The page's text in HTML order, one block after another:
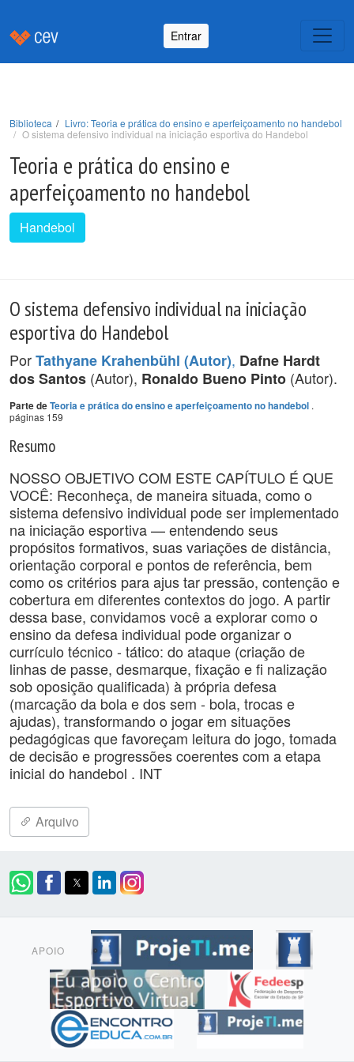
Entrar
Biblioteca
Livro: Teoria e prática do ensino e aperfeiçoamento no handebol
O sistema defensivo individual na iniciação esportiva do Handebol
Teoria e prática do ensino e
aperfeiçoamento no handebol
Handebol
O sistema defensivo individual na iniciação
esportiva do Handebol
PorTathyane Krahenbühl (Autor), Dafne Hardt
dos Santos (Autor), Ronaldo Bueno Pinto (Autor).
Parte deTeoria e prática do ensino e aperfeiçoamento no handebol .
páginas 159
Resumo
NOSSO OBJETIVO COM ESTE CAPÍTULO É QUE
VOCÊ: Reconheça, de maneira situada, como o
sistema defensivo individual pode ser implementado
na iniciação esportiva — entendendo seus
propósitos formativos, suas variações de distância,
orientação corporal e pontos de referência, bem
como os critérios para ajus tar pressão, contenção e
cobertura em diferentes contextos do jogo. A partir
dessa base, convidamos você a explorar como o
ensino da defesa individual pode organizar o
currículo técnico - tático: do ataque (criação de
linhas de passe, desmarque, fixação e fi nalização
sob oposição qualificada) à própria defesa
(marcação da bola e dos sem - bola, trocas e
ajudas), transformando o jogar em situações
pedagógicas que favoreçam leitura do jogo, tomada
de decisão e progressões coerentes com a etapa
inicial do handebol . INT
Arquivo
APOIO